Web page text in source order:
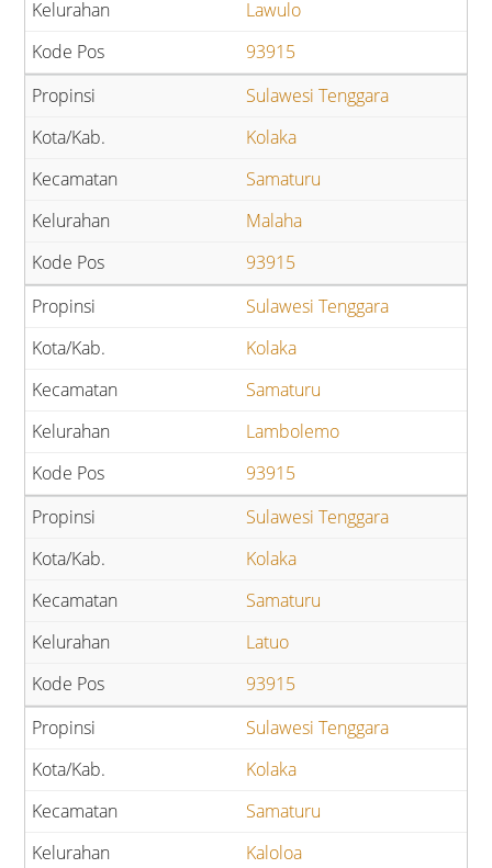
Lawulo
93915
Sulawesi Tenggara
Kolaka
Samaturu
Malaha
93915
Sulawesi Tenggara
Kolaka
Samaturu
Lambolemo
93915
Sulawesi Tenggara
Kolaka
Samaturu
Latuo
93915
Sulawesi Tenggara
Kolaka
Samaturu
Kaloloa